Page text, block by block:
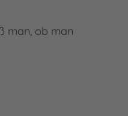
man, ob man